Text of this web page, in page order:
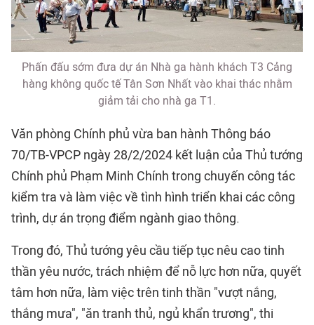
Phấn đấu sớm đưa dự án Nhà ga hành khách T3 Cảng
hàng không quốc tế Tân Sơn Nhất vào khai thác nhằm
giảm tải cho nhà ga T1.
Văn phòng Chính phủ vừa ban hành Thông báo
70/TB-VPCP ngày 28/2/2024 kết luận của Thủ tướng
Chính phủ Phạm Minh Chính trong chuyến công tác
kiểm tra và làm việc về tình hình triển khai các công
trình, dự án trọng điểm ngành giao thông.
Trong đó, Thủ tướng yêu cầu tiếp tục nêu cao tinh
thần yêu nước, trách nhiệm để nỗ lực hơn nữa, quyết
tâm hơn nữa, làm việc trên tinh thần "vượt nắng,
thắng mưa", "ăn tranh thủ, ngủ khẩn trương", thi